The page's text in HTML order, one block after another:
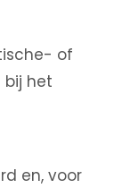
of
het
en, voor